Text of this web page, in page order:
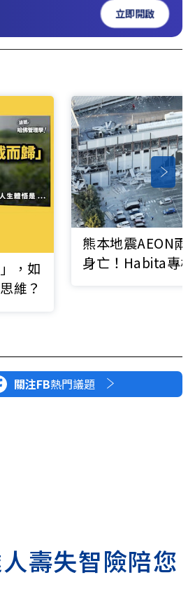
立即開啟
，如
維？
熊本地震AEON兩
身亡！Habita專
關注FB熱門議題
壽失智險陪您